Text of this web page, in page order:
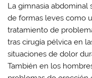
La gimnasia abdominal
de formas leves como
tratamiento de
tras cirugía pélvica en
situaciones de dolor
También en los